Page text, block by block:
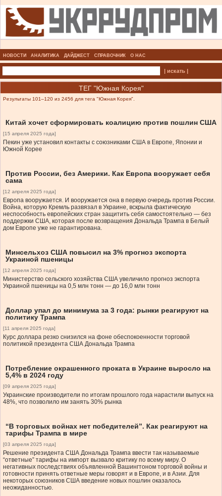
НОВОСТИ АНАЛИТИКА ДАЙДЖЕСТ СПРАВОЧНИК О НАС
| искать |
ТЕГ "Южная Корея"
Результаты 101–120 из 2456 для тега "Южная Корея".
Китай хочет сформировать коалицию против пошлин США
[15 апреля 2025 года]
Пекин уже установил контакты с союзниками США в Европе, Японии и
Южной Корее
Против России, без Америки. Как Европа вооружает себя
сама
[12 апреля 2025 года]
Европа вооружается. И вооружается она в первую очередь против России.
Война, которую Кремль развязал в Украине, вскрыла фактическую
неспособность европейских стран защитить себя самостоятельно — без
поддержки США, которая после возвращения Дональда Трампа в Белый
дом Европе уже не гарантирована.
Минсельхоз США повысил на 3% прогноз экспорта
Украиной пшеницы
[12 апреля 2025 года]
Министерство сельского хозяйства США увеличило прогноз экспорта
Украиной пшеницы на 0,5 млн тонн — до 16,0 млн тонн
Доллар упал до минимума за 3 года: рынки реагируют на
политику Трампа
[11 апреля 2025 года]
Курс доллара резко снизился на фоне обеспокоенности торговой
политикой президента США Дональда Трампа
Потребление окрашенного проката в Украине выросло на
5,4% в 2024 году
[09 апреля 2025 года]
Украинские производители по итогам прошлого года нарастили выпуск на
48%, что позволило им занять 30% рынка
“В торговых войнах нет победителей”. Как реагируют на
тарифы Трампа в мире
[03 апреля 2025 года]
Решение президента США Дональда Трампа ввести так называемые
“ответные” тарифы на импорт вызвало критику по всему миру. О
негативных последствиях объявленной Вашингтоном торговой войны и
готовности принять ответные меры говорят и в Европе, и в Азии. Для
некоторых союзников США введение новых пошлин оказалось
неожиданностью.